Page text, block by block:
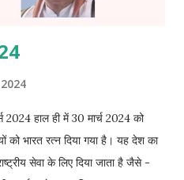
हाल ही में 30 मार्च 2024 को
को भारत रत्न दिया गया है। यह देश का
सेवा के लिए दिया जाता है जैसे -